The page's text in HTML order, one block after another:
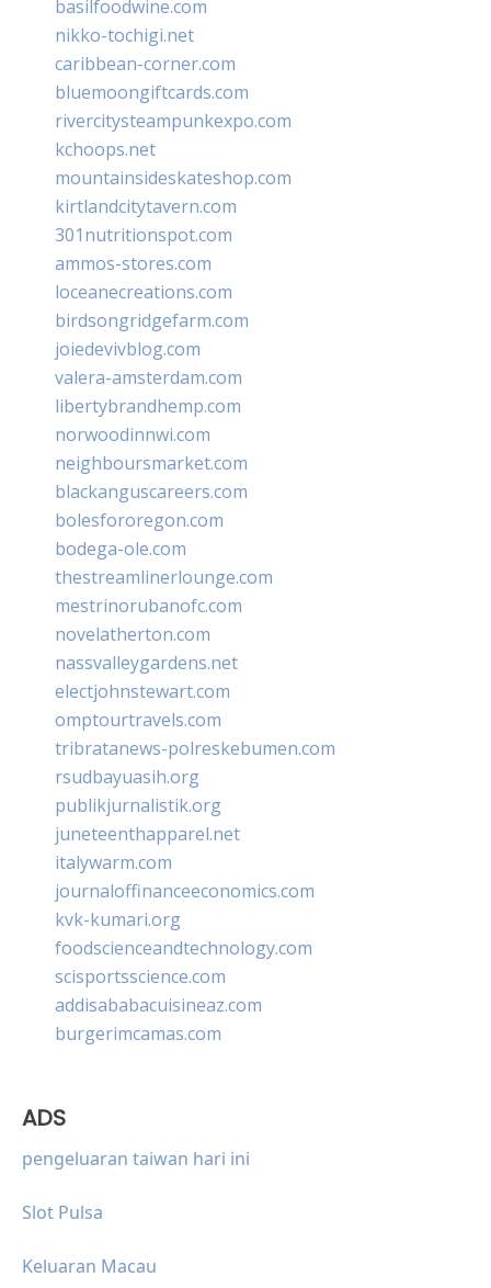
basilfoodwine.com
nikko-tochigi.net
caribbean-corner.com
bluemoongiftcards.com
rivercitysteampunkexpo.com
kchoops.net
mountainsideskateshop.com
kirtlandcitytavern.com
301nutritionspot.com
ammos-stores.com
loceanecreations.com
birdsongridgefarm.com
joiedevivblog.com
valera-amsterdam.com
libertybrandhemp.com
norwoodinnwi.com
neighboursmarket.com
blackanguscareers.com
bolesfororegon.com
bodega-ole.com
thestreamlinerlounge.com
mestrinorubanofc.com
novelatherton.com
nassvalleygardens.net
electjohnstewart.com
omptourtravels.com
tribratanews-polreskebumen.com
rsudbayuasih.org
publikjurnalistik.org
juneteenthapparel.net
italywarm.com
journaloffinanceeconomics.com
kvk-kumari.org
foodscienceandtechnology.com
scisportsscience.com
addisababacuisineaz.com
burgerimcamas.com
ADS
pengeluaran taiwan hari ini
Slot Pulsa
Keluaran Macau